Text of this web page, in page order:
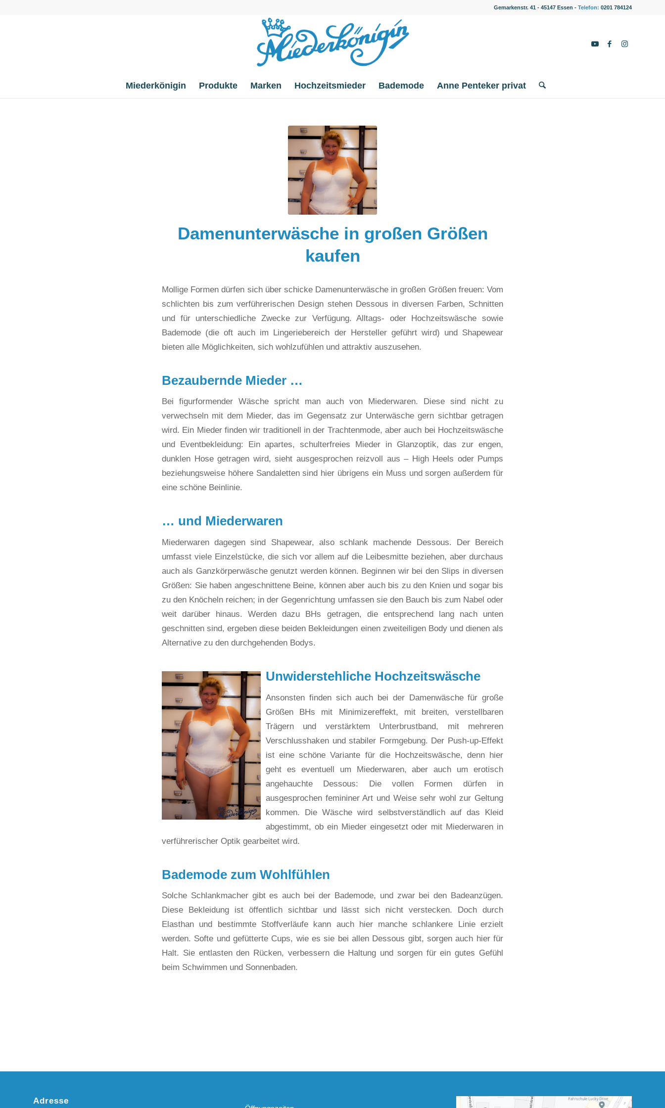
Gemarkenstr. 41 - 45147 Essen - Telefon: 0201 784124
Miederkönigin Produkte Marken Hochzeitsmieder Bademode Anne Penteker privat
Damenunterwäsche in großen Größen
kaufen
Mollige Formen dürfen sich über schicke Damenunterwäsche in großen Größen freuen: Vom
schlichten bis zum verführerischen Design stehen Dessous in diversen Farben, Schnitten
und für unterschiedliche Zwecke zur Verfügung. Alltags- oder Hochzeitswäsche sowie
Bademode (die oft auch im Lingeriebereich der Hersteller geführt wird) und Shapewear
bieten alle Möglichkeiten, sich wohlzufühlen und attraktiv auszusehen.
Bezaubernde Mieder …
Bei figurformender Wäsche spricht man auch von Miederwaren. Diese sind nicht zu
verwechseln mit dem Mieder, das im Gegensatz zur Unterwäsche gern sichtbar getragen
wird. Ein Mieder finden wir traditionell in der Trachtenmode, aber auch bei Hochzeitswäsche
und Eventbekleidung: Ein apartes, schulterfreies Mieder in Glanzoptik, das zur engen,
dunklen Hose getragen wird, sieht ausgesprochen reizvoll aus – High Heels oder Pumps
beziehungsweise höhere Sandaletten sind hier übrigens ein Muss und sorgen außerdem für
eine schöne Beinlinie.
… und Miederwaren
Miederwaren dagegen sind Shapewear, also schlank machende Dessous. Der Bereich
umfasst viele Einzelstücke, die sich vor allem auf die Leibesmitte beziehen, aber durchaus
auch als Ganzkörperwäsche genutzt werden können. Beginnen wir bei den Slips in diversen
Größen: Sie haben angeschnittene Beine, können aber auch bis zu den Knien und sogar bis
zu den Knöcheln reichen; in der Gegenrichtung umfassen sie den Bauch bis zum Nabel oder
weit darüber hinaus. Werden dazu BHs getragen, die entsprechend lang nach unten
geschnitten sind, ergeben diese beiden Bekleidungen einen zweiteiligen Body und dienen als
Alternative zu den durchgehenden Bodys.
Unwiderstehliche Hochzeitswäsche
Ansonsten finden sich auch bei der Damenwäsche für große
Größen BHs mit Minimizereffekt, mit breiten, verstellbaren
Trägern und verstärktem Unterbrustband, mit mehreren
Verschlusshaken und stabiler Formgebung. Der Push-up-Effekt
ist eine schöne Variante für die Hochzeitswäsche, denn hier
geht es eventuell um Miederwaren, aber auch um erotisch
angehauchte Dessous: Die vollen Formen dürfen in
ausgesprochen femininer Art und Weise sehr wohl zur Geltung
kommen. Die Wäsche wird selbstverständlich auf das Kleid
abgestimmt, ob ein Mieder eingesetzt oder mit Miederwaren in
verführerischer Optik gearbeitet wird.
Bademode zum Wohlfühlen
Solche Schlankmacher gibt es auch bei der Bademode, und zwar bei den Badeanzügen.
Diese Bekleidung ist öffentlich sichtbar und lässt sich nicht verstecken. Doch durch
Elasthan und bestimmte Stoffverläufe kann auch hier manche schlankere Linie erzielt
werden. Softe und gefütterte Cups, wie es sie bei allen Dessous gibt, sorgen auch hier für
Halt. Sie entlasten den Rücken, verbessern die Haltung und sorgen für ein gutes Gefühl
beim Schwimmen und Sonnenbaden.
Adresse